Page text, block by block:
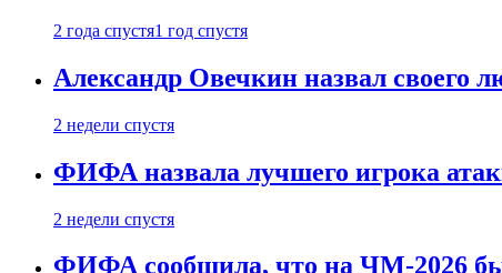
2 года спустя1 год спустя
Александр Овечкин назвал своего
2 недели спустя
ФИФА назвала лучшего игрока
2 недели спустя
ФИФА сообщила, что на ЧМ-2026